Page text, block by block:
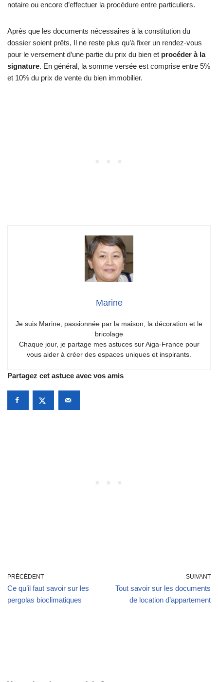
notaire ou encore d’effectuer la procédure entre particuliers.
Après que les documents nécessaires à la constitution du
dossier soient prêts, Il ne reste plus qu’à fixer un rendez-vous
pour le versement d’une partie du prix du bien et procéder à la
signature. En général, la somme versée est comprise entre 5%
et 10% du prix de vente du bien immobilier.
Marine
Je suis Marine, passionnée par la maison, la décoration et le
bricolage
Chaque jour, je partage mes astuces sur Aiga-France pour
vous aider à créer des espaces uniques et inspirants.
Partagez cet astuce avec vos amis
PRÉCÉDENT
Ce qu’il faut savoir sur les
pergolas bioclimatiques
SUIVANT
Tout savoir sur les documents
de location d’appartement